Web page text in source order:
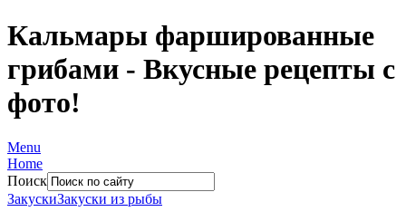
Кальмары фаршированные
грибами - Вкусные рецепты с
фото!
Menu
Home
Поиск
ЗакускиЗакуски из рыбы